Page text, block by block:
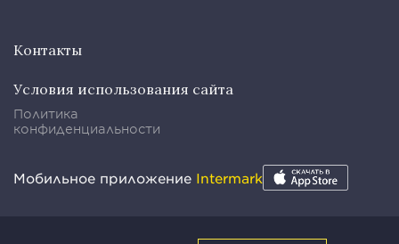
Контакты
Условия использования сайта
Политика
конфиденциальности
Мобильное приложение Intermark